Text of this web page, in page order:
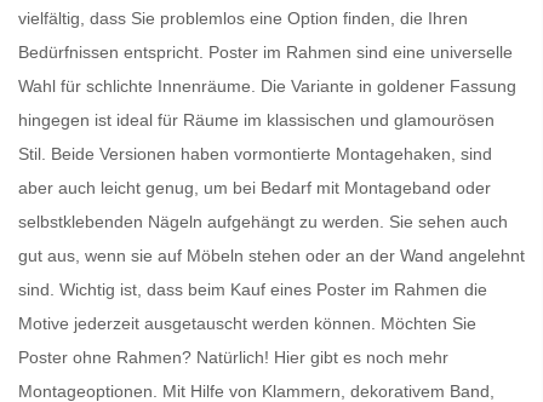
vielfältig, dass Sie problemlos eine Option finden, die Ihren
Bedürfnissen entspricht. Poster im Rahmen sind eine universelle
Wahl für schlichte Innenräume. Die Variante in goldener Fassung
hingegen ist ideal für Räume im klassischen und glamourösen
Stil. Beide Versionen haben vormontierte Montagehaken, sind
aber auch leicht genug, um bei Bedarf mit Montageband oder
selbstklebenden Nägeln aufgehängt zu werden. Sie sehen auch
gut aus, wenn sie auf Möbeln stehen oder an der Wand angelehnt
sind. Wichtig ist, dass beim Kauf eines Poster im Rahmen die
Motive jederzeit ausgetauscht werden können. Möchten Sie
Poster ohne Rahmen? Natürlich! Hier gibt es noch mehr
Montageoptionen. Mit Hilfe von Klammern, dekorativem Band,